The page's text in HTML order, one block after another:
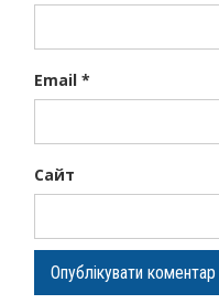
Email *
Сайт